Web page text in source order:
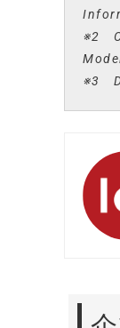
※2
※3